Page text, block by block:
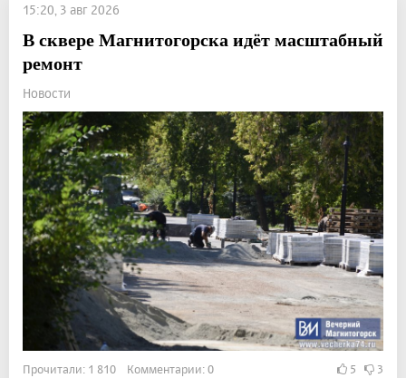
15:20, 3 авг 2026
В сквере Магнитогорска идёт масштабный
ремонт
Новости
Прочитали: 1 810 Комментарии: 0 5 3